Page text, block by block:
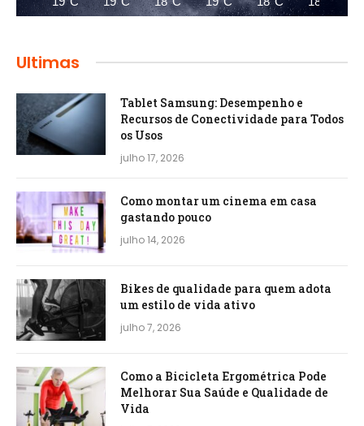
Ultimas
Tablet Samsung: Desempenho e
Recursos de Conectividade para Todos
os Usos
julho 17, 2026
Como montar um cinema em casa
gastando pouco
julho 14, 2026
Bikes de qualidade para quem adota
um estilo de vida ativo
julho 7, 2026
Como a Bicicleta Ergométrica Pode
Melhorar Sua Saúde e Qualidade de
Vida